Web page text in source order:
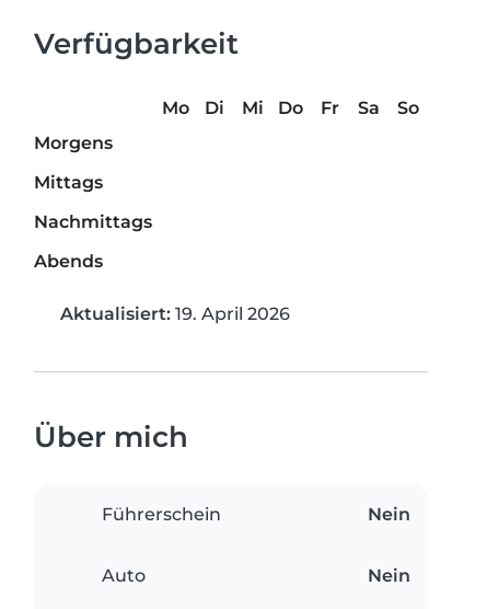
Verfügbarkeit
Mo Di Mi Do Fr Sa
So
Morgens
Mittags
Nachmittags
Abends
Aktualisiert: 19. April 2026
Über mich
Führerschein Nein
Auto Nein